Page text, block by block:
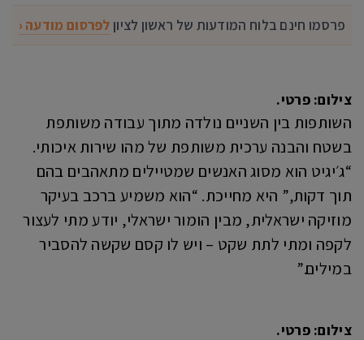
פרסמו חינם בלוח המודעות של ראשון לציון לפרסום מודעה ‹
צילום: פרטי.
השותפות בין השניים נולדה מתוך עבודה משותפת
בשטח והבנה ערכית משותפת של מהו שירות איכותי.
“ג׳יגיט הוא מסוג האנשים שמטיילים מתאהבים בהם
תוך דקות,” היא מחייכת. “הוא משמיע ברכב בעיקר
מוזיקה ישראלית, מבין הומור ישראלי, יודע מתי לעצור
לקפה ומתי לתת שקט – ויש לו קסם שקשה להסביר
במילים.”
צילום: פרטי.